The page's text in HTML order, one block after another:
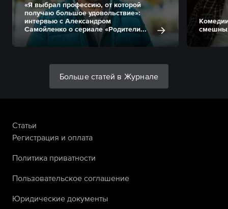
«Я выбрал профессию, от которой
получаю большое удовольствие»:
интервью с Александром
Самойленко о сериале «Родители...
Больше статей в Журнале
Статьи
Регистрация и оплата
Политика приватности
Пользовательское соглашение
Юридические документы